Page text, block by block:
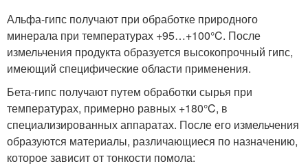
Альфа-гипс получают при обработке природного
минерала при температурах +95…+100°C. После
измельчения продукта образуется высокопрочный гипс,
имеющий специфические области применения.
Бета-гипс получают путем обработки сырья при
температурах, примерно равных +180°C, в
специализированных аппаратах. После его измельчения
образуются материалы, различающиеся по назначению,
которое зависит от тонкости помола: